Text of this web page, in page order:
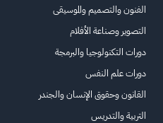
الفنون والتصميم والموسيقى
التصوير وصناعة الأفلام
دورات التكنولوجيا والبرمجة
دورات علم النفس
القانون وحقوق الإنسان والجندر
التربية والتدريس